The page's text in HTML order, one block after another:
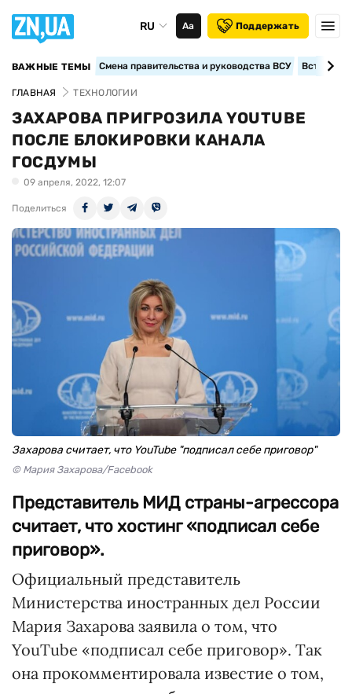
RU Аа Поддержать
ВАЖНЫЕ ТЕМЫ Смена правительства и руководства ВСУ
ГЛАВНАЯ ТЕХНОЛОГИИ
ЗАХАРОВА ПРИГРОЗИЛА YOUTUBE
ПОСЛЕ БЛОКИРОВКИ КАНАЛА
ГОСДУМЫ
09 апреля, 2022, 12:07
Поделиться
Захарова считает, что YouTube "подписал себе приговор"
© Мария Захарова/Facebook
Представитель МИД страны-агрессора
считает, что хостинг «подписал себе
приговор».
Официальный представитель
Министерства иностранных дел России
Мария Захарова заявила о том, что
YouTube «подписал себе приговор». Так
она прокомментировала известие о том,